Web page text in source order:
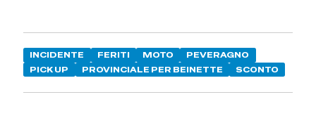
INCIDENTE FERITI MOTO
PEVERAGNO
PICK UP
PROVINCIALE PER BEINETTE SCONTO